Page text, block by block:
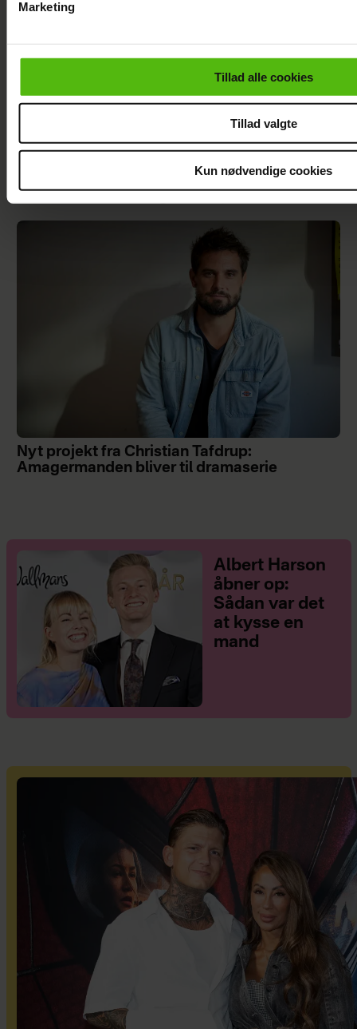
cookiepolitik.
Marketing
Tillad alle cookies
Tillad valgte
Kun nødvendige cookies
Se billederne: Cille og Christopher på
Nyt projekt fra Christian Tafdrup:
Amagermanden bliver til dramaserie
Albert Harson
åbner op:
Sådan var det
at kysse en
mand